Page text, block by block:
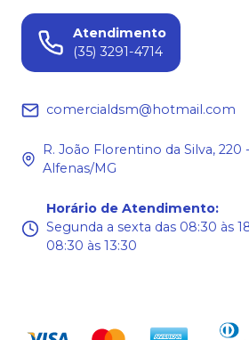
Atendimento
(35) 3291-4714
comercialdsm@hotmail.com
R. João Florentino da Silva, 220
Alfenas/MG
Horário de Atendimento:
Segunda a sexta das 08:30 às
08:30 às 13:30